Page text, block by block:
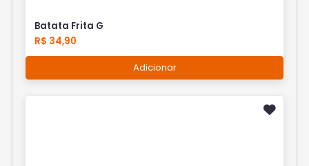
Batata Frita G
R$ 34,90
Adicionar